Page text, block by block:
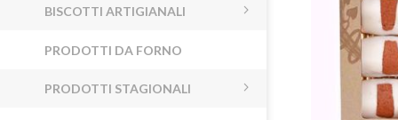
BISCOTTI ARTIGIANALI
PRODOTTI DA FORNO
PRODOTTI STAGIONALI